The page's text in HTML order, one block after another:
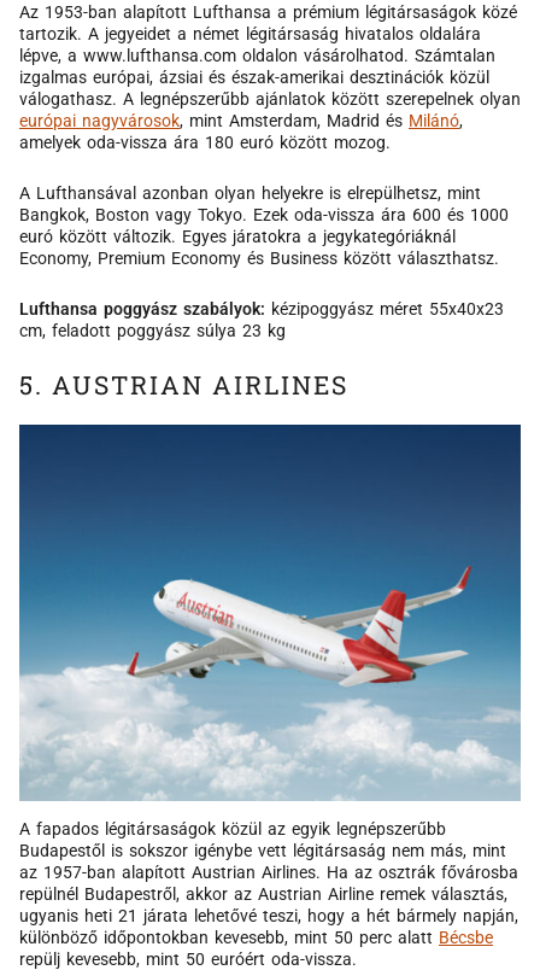
Az 1953-ban alapított Lufthansa a prémium légitársaságok közé
tartozik. A jegyeidet a német légitársaság hivatalos oldalára
lépve, a www.lufthansa.com oldalon vásárolhatod. Számtalan
izgalmas európai, ázsiai és észak-amerikai desztinációk közül
válogathasz. A legnépszerűbb ajánlatok között szerepelnek olyan
európai nagyvárosok, mint Amsterdam, Madrid és Milánó,
amelyek oda-vissza ára 180 euró között mozog.
A Lufthansával azonban olyan helyekre is elrepülhetsz, mint
Bangkok, Boston vagy Tokyo. Ezek oda-vissza ára 600 és 1000
euró között változik. Egyes járatokra a jegykategóriáknál
Economy, Premium Economy és Business között választhatsz.
Lufthansa poggyász szabályok: kézipoggyász méret 55x40x23
cm, feladott poggyász súlya 23 kg
5. AUSTRIAN AIRLINES
A fapados légitársaságok közül az egyik legnépszerűbb
Budapestől is sokszor igénybe vett légitársaság nem más, mint
az 1957-ban alapított Austrian Airlines. Ha az osztrák fővárosba
repülnél Budapestről, akkor az Austrian Airline remek választás,
ugyanis heti 21 járata lehetővé teszi, hogy a hét bármely napján,
különböző időpontokban kevesebb, mint 50 perc alatt Bécsbe
repülj kevesebb, mint 50 euróért oda-vissza.